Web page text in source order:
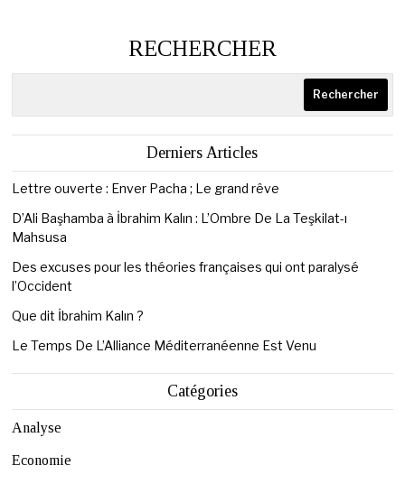
RECHERCHER
Rechercher
Derniers Articles
Lettre ouverte : Enver Pacha ; Le grand rêve
D’Ali Başhamba à İbrahim Kalın : L’Ombre De La Teşkilat-ı
Mahsusa
Des excuses pour les théories françaises qui ont paralysé
l’Occident
Que dit İbrahim Kalın ?
Le Temps De L’Alliance Méditerranéenne Est Venu
Catégories
Analyse
Economie